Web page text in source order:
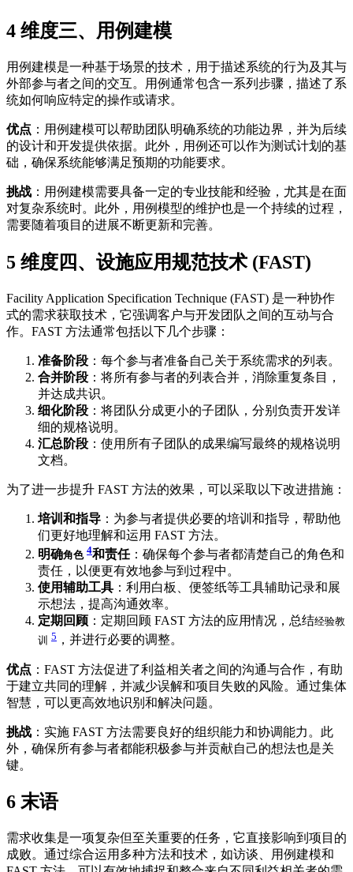
4 维度三、用例建模
用例建模是一种基于场景的技术，用于描述系统的行为及其与
外部参与者之间的交互。用例通常包含一系列步骤，描述了系
统如何响应特定的操作或请求。
优点 ：用例建模可以帮助团队明确系统的功能边界，并为后续
的设计和开发提供依据。此外，用例还可以作为测试计划的基
础，确保系统能够满足预期的功能要求。
挑战 ：用例建模需要具备一定的专业技能和经验，尤其是在面
对复杂系统时。此外，用例模型的维护也是一个持续的过程，
需要随着项目的进展不断更新和完善。
5 维度四、设施应用规范技术 (FAST)
Facility Application Specification Technique (FAST) 是一种协作
式的需求获取技术，它强调客户与开发团队之间的互动与合
作。FAST 方法通常包括以下几个步骤：
准备阶段 ：每个参与者准备自己关于系统需求的列表。
合并阶段 ：将所有参与者的列表合并，消除重复条目，
并达成共识。
细化阶段 ：将团队分成更小的子团队，分别负责开发详
细的规格说明。
汇总阶段 ：使用所有子团队的成果编写最终的规格说明
文档。
为了进一步提升 FAST 方法的效果，可以采取以下改进措施：
培训和指导 ：为参与者提供必要的培训和指导，帮助他
们更好地理解和运用 FAST 方法。
明确角色 4和责任：确保每个参与者都清楚自己的角色和
责任，以便更有效地参与到过程中。
使用辅助工具 ：利用白板、便签纸等工具辅助记录和展
示想法，提高沟通效率。
定期回顾 ：定期回顾 FAST 方法的应用情况，总结经验教
训 5 ，并进行必要的调整。
优点 ：FAST 方法促进了利益相关者之间的沟通与合作，有助
于建立共同的理解，并减少误解和项目失败的风险。通过集体
智慧，可以更高效地识别和解决问题。
挑战 ：实施 FAST 方法需要良好的组织能力和协调能力。此
外，确保所有参与者都能积极参与并贡献自己的想法也是关
键。
6 末语
需求收集是一项复杂但至关重要的任务，它直接影响到项目的
成败。通过综合运用多种方法和技术，如访谈、用例建模和